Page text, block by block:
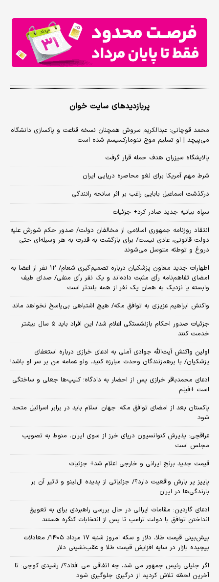
پربازدیدهای سایت خوان
محمد قوچانی: عبدالکریم سروش همچنان نسخه قناعت و پاکسازی دانشگاه
می‌پیچد | او تسلیم موج نئومارکسیسم شده است
پالایشگاه سیزران هدف حمله قرار گرفت
شرط مهم آمریکا برای لغو محاصره دریایی ایران
درگذشت اسماعیل بابایی راغب بر اثر سانحه رانندگی
سپاه بیانیه جدید صادر کرد+ جزئیات
انتقاد روزنامه جمهوری اسلامی از مخالفان دولت/ صدور حکم شورش علیه
دولت قانونی، عادی نیست/ برای بازگشت به قدرت به هر وسیله‌ای حتی
دروغ و توطئه متوسل می‌شوند
اظهارات جدید معاون پزشکیان درباره تصمیم‌گیری شعام/ ۱۲ نفر از اعضا به
امضای تفاهم‌نامه رأی مثبت داده‌اند و یک نفر رأی منفی/ صدای طیف
وابسته یا نزدیک به همان یک نفر از همه بلندتر است
واکنش ابراهیم عزیزی به توافق مکه/ هیچ اشتباهی بی‌پاسخ نخواهد ماند
جزئیات صدور احکام بازنشستگی اعلام شد/ این افراد باید ۵ سال بیشتر
خدمت کنند
اولین واکنش آیت‌الله جوادی آملی به ادعای خرازی درباره استعفای
پزشکیان/ با برهم‌زنندگان وحدت مبارزه کنید، ولو عمامه من بر سر او باشد!
ادعای محمدباقر خرازی پس از احضار به دادگاه؛ کلیپ‌ها جعلی و ساختگی
است +فیلم
پاکستان بعد از امضای توافق مکه: جهان اسلام باید در برابر اسرائیل متحد
شود
عراقچی: پذیرش کنوانسیون دریای خرز از سوی ایران، منوط به تصویب
مجلس است
قیمت جدید برنج ایرانی و خارجی اعلام شد+ جزئیات
پاییز پر بارش واقعیت دارد؟/ جزئیاتی از پدیده ال‌نینو و تاثیر آن بر
بارندگی‌ها در ایران
ادعای گاردین: مقامات ایرانی در حال بررسی راهبردی برای به تعویق
انداختن توافق با دولت ترامپ تا پس از انتخابات کنگره هستند
پیش‌بینی قیمت طلا، دلار و سکه امروز شنبه ۱۷ مرداد ۱۴۰۵/ معادلات
پیچیده بازار در سایه افزایش قیمت طلا و عقب‌نشینی دلار
اگر جلیلی رئیس جمهور می شد، چه اتفاقی می افتاد؟/ رشیدی کوچی: تا
آخرین لحظه تلاش کردیم از درگیری جلوگیری شود